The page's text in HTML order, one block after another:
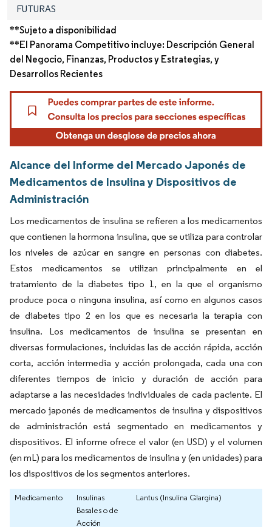
FUTURAS
**Sujeto a disponibilidad
**El Panorama Competitivo incluye: Descripción General
del Negocio, Finanzas, Productos y Estrategias, y
Desarrollos Recientes
Alcance del Informe del Mercado Japonés de
Medicamentos de Insulina y Dispositivos de
Administración
Los medicamentos de insulina se refieren a los medicamentos
que contienen la hormona insulina, que se utiliza para controlar
los niveles de azúcar en sangre en personas con diabetes.
Estos medicamentos se utilizan principalmente en el
tratamiento de la diabetes tipo 1, en la que el organismo
produce poca o ninguna insulina, así como en algunos casos
de diabetes tipo 2 en los que es necesaria la terapia con
insulina. Los medicamentos de insulina se presentan en
diversas formulaciones, incluidas las de acción rápida, acción
corta, acción intermedia y acción prolongada, cada una con
diferentes tiempos de inicio y duración de acción para
adaptarse a las necesidades individuales de cada paciente. El
mercado japonés de medicamentos de insulina y dispositivos
de administración está segmentado en medicamentos y
dispositivos. El informe ofrece el valor (en USD) y el volumen
(en mL) para los medicamentos de insulina y (en unidades) para
los dispositivos de los segmentos anteriores.
Medicamento
Insulinas
Basales o de
Acción
Lantus (Insulina Glargina)